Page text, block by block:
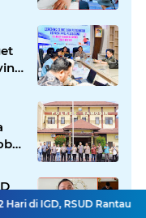
Rantau Prapat Pilih